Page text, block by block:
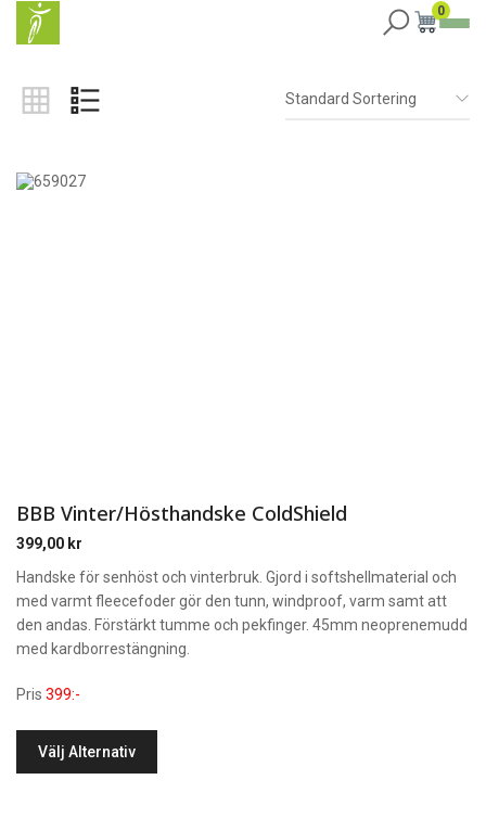
0
Standard Sortering
BBB Vinter/Hösthandske ColdShield
399,00 kr
Handske för senhöst och vinterbruk. Gjord i softshellmaterial och
med varmt fleecefoder gör den tunn, windproof, varm samt att
den andas. Förstärkt tumme och pekfinger. 45mm neoprenemudd
med kardborrestängning.
Pris 399:-
Välj Alternativ